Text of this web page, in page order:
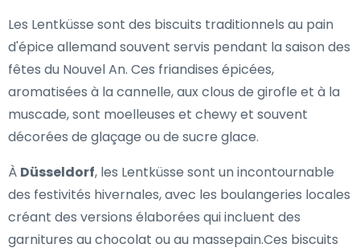
Les Lentküsse sont des biscuits traditionnels au pain
d'épice allemand souvent servis pendant la saison des
fêtes du Nouvel An. Ces friandises épicées,
aromatisées à la cannelle, aux clous de girofle et à la
muscade, sont moelleuses et chewy et souvent
décorées de glaçage ou de sucre glace.
À Düsseldorf, les Lentküsse sont un incontournable
des festivités hivernales, avec les boulangeries locales
créant des versions élaborées qui incluent des
garnitures au chocolat ou au massepain.Ces biscuits